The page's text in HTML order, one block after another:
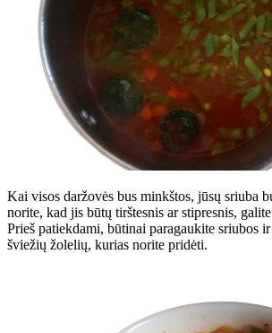
Kai visos daržovės bus minkštos, jūsų sriuba
norite, kad jis būtų tirštesnis ar stipresnis,
Prieš patiekdami, būtinai paragaukite sriubos
šviežių žolelių, kurias norite pridėti.